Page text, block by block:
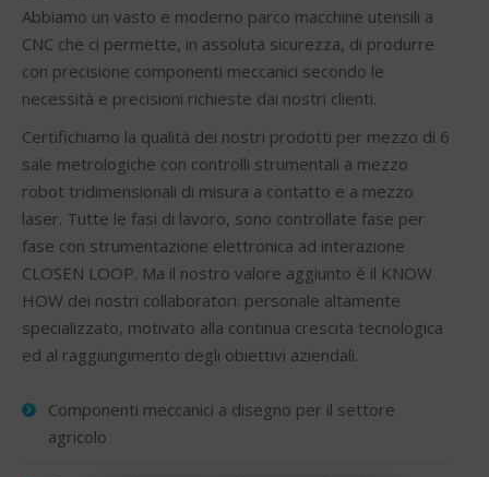
Abbiamo un vasto e moderno parco macchine utensili a
CNC che ci permette, in assoluta sicurezza, di produrre
con precisione componenti meccanici secondo le
necessità e precisioni richieste dai nostri clienti.
Certifichiamo la qualità dei nostri prodotti per mezzo di 6
sale metrologiche con controlli strumentali a mezzo
robot tridimensionali di misura a contatto e a mezzo
laser. Tutte le fasi di lavoro, sono controllate fase per
fase con strumentazione elettronica ad interazione
CLOSEN LOOP. Ma il nostro valore aggiunto è il KNOW
HOW dei nostri collaboratori: personale altamente
specializzato, motivato alla continua crescita tecnologica
ed al raggiungimento degli obiettivi aziendali.
Componenti meccanici a disegno per il settore
agricolo